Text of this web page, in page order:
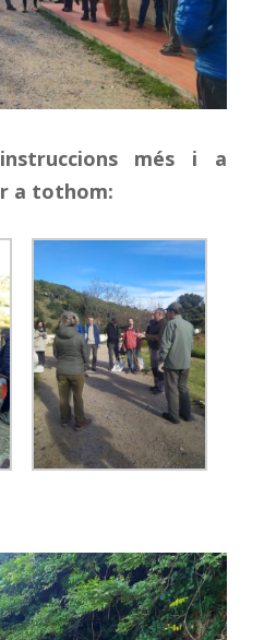
més i a
a tothom: